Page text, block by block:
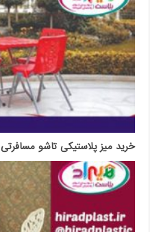
خرید میز پلاستیکی تاشو مسافرتی